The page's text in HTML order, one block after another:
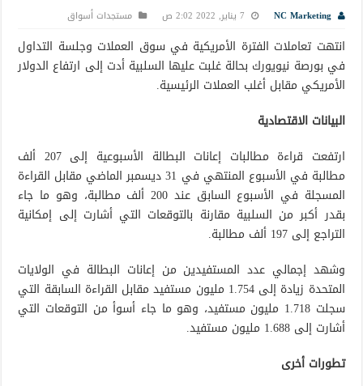
NC Marketing 7 يناير, 2022 2:02 ص مستجدات أسواق
انتهت تعاملات الفترة الأمريكية في سوق العملات وجلسة التداول
في بورصة نيويورك بحالة غلبت عليها السلبية أدت إلى ارتفاع الدولار
الأمريكي مقابل أغلب العملات الرئيسية.
البيانات الاقتصادية
ارتفعت قراءة مطالبات إعانات البطالة الأسبوعية إلى 207 ألف
مطالبة في الأسبوع المنتهي في 31 ديسمبر الماضي مقابل القراءة
المسجلة في الأسبوع السابق عند 200 ألف مطالبة، وهو ما جاء
بقدر أكبر من السلبية مقارنة بالتوقعات التي أشارت إلى إمكانية
التراجع إلى 197 ألف مطالبة.
وشهد إجمالي عدد المستفيدين من إعانات البطالة في الولايات
المتحدة زيادة إلى 1.754 مليون مستفيد مقابل القراءة السابقة التي
سجلت 1.718 مليون مستفيد، وهو ما جاء أسوأ من التوقعات التي
أشارت إلى 1.688 مليون مستفيد.
تطورات أخرى